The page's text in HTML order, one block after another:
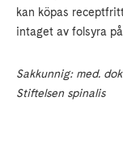
kan köpas
intaget av folsyra
Sakkunnig: med.
Stiftelsen spinalis